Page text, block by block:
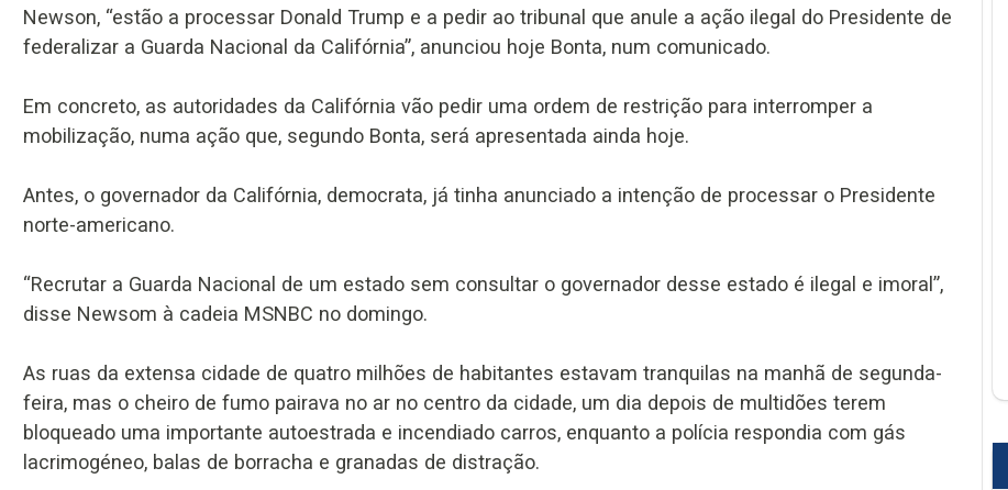
Newson, “estão a processar Donald Trump e a pedir ao tribunal que anule a ação ilegal do Presidente de
federalizar a Guarda Nacional da Califórnia”, anunciou hoje Bonta, num comunicado.
Em concreto, as autoridades da Califórnia vão pedir uma ordem de restrição para interromper a
mobilização, numa ação que, segundo Bonta, será apresentada ainda hoje.
Antes, o governador da Califórnia, democrata, já tinha anunciado a intenção de processar o Presidente
norte-americano.
“Recrutar a Guarda Nacional de um estado sem consultar o governador desse estado é ilegal e imoral”,
disse Newsom à cadeia MSNBC no domingo.
As ruas da extensa cidade de quatro milhões de habitantes estavam tranquilas na manhã de segunda-
feira, mas o cheiro de fumo pairava no ar no centro da cidade, um dia depois de multidões terem
bloqueado uma importante autoestrada e incendiado carros, enquanto a polícia respondia com gás
lacrimogéneo, balas de borracha e granadas de distração.